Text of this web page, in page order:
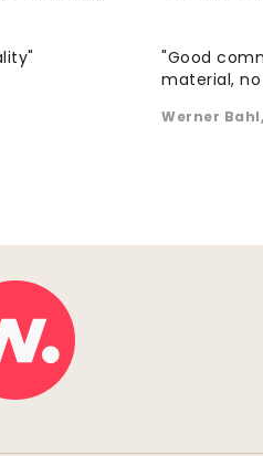
"Good
material,
Werner Bahl